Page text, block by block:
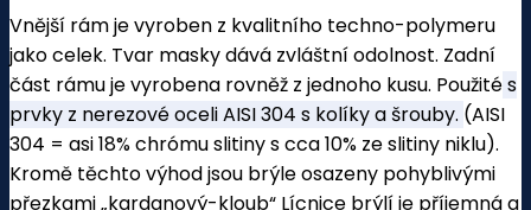
Vnější rám je vyroben z kvalitního techno-polymeru
jako celek. Tvar masky dává zvláštní odolnost. Zadní
část rámu je vyrobena rovněž z jednoho kusu. Použités
prvky z nerezové oceli AISI 304 s kolíky a šrouby. (AISI
304 = asi 18% chrómu slitiny s cca 10% ze slitiny niklu).
Kromě těchto výhod jsou brýle osazeny pohyblivými
přezkami „kardanový-kloub“ Lícnice brýlí je příjemná a